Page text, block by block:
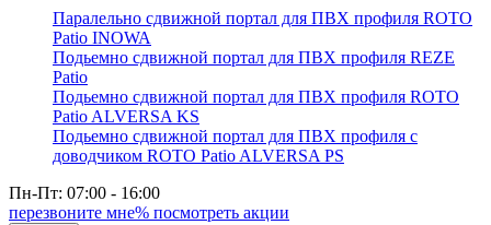
Паралельно сдвижной портал для ПВХ профиля ROTO
Patio INOWA
Подьемно сдвижной портал для ПВХ профиля REZE
Patio
Подьемно сдвижной портал для ПВХ профиля ROTO
Patio ALVERSA KS
Подьемно сдвижной портал для ПВХ профиля с
доводчиком ROTO Patio ALVERSA PS
Пн-Пт: 07:00 - 16:00
перезвоните мне% посмотреть акции